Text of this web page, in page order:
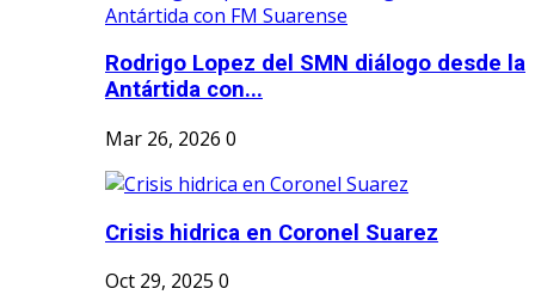
Rodrigo Lopez del SMN diálogo desde la
Antártida con...
Mar 26, 2026 0
Crisis hidrica en Coronel Suarez
Oct 29, 2025 0